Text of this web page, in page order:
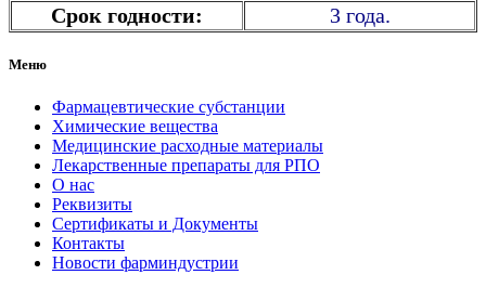
Срок годности:
3 года.
Меню
Фармацевтические субстанции
Химические вещества
Медицинские расходные материалы
Лекарственные препараты для РПО
О нас
Реквизиты
Сертификаты и Документы
Контакты
Новости фарминдустрии